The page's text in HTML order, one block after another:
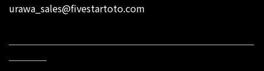
urawa_sales@fivestartoto.com